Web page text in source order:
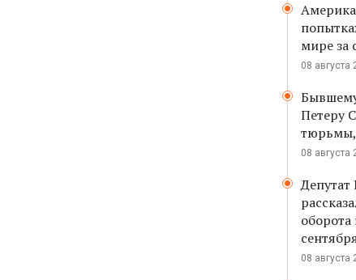
мире за
08 августа
Петеру
08 августа
08 августа